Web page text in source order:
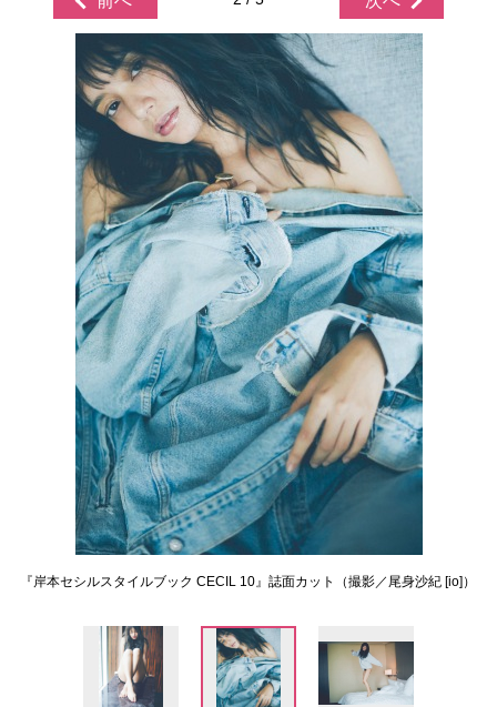
『岸本セシルスタイルブック CECIL 10』誌面カット（撮影／尾身沙紀 [io]）